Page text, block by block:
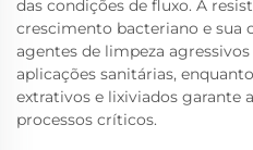
das condições de fluxo. A
crescimento bacteriano e sua
agentes de limpeza
aplicações sanitárias,
extrativos e lixiviados garante
processos críticos.